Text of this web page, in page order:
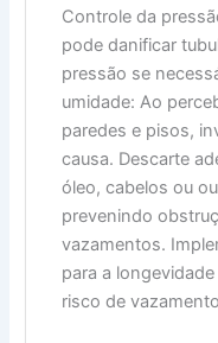
Controle da
pode danificar
pressão se
umidade: Ao
paredes e pisos,
causa. Descarte
óleo, cabelos ou
prevenindo
vazamentos.
para a
risco de